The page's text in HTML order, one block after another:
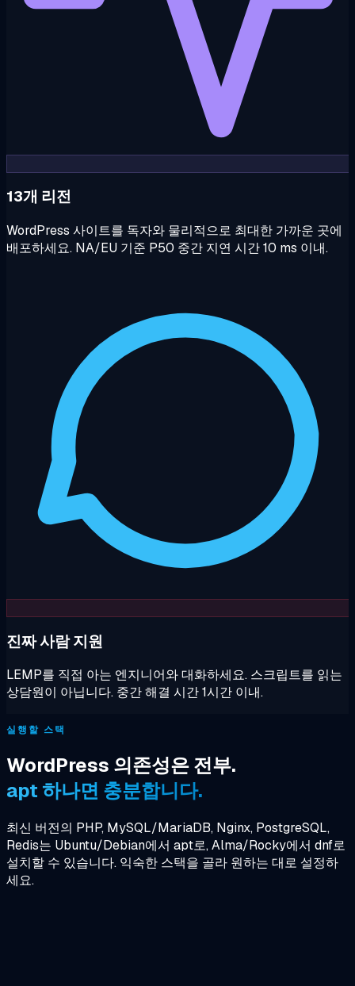
13개 리전
WordPress 사이트를 독자와 물리적으로 최대한 가까운 곳에
배포하세요. NA/EU 기준 P50 중간 지연 시간 10 ms 이내.
진짜 사람 지원
LEMP를 직접 아는 엔지니어와 대화하세요. 스크립트를 읽는
상담원이 아닙니다. 중간 해결 시간 1시간 이내.
실행할 스택
WordPress 의존성은 전부.
apt 하나면 충분합니다.
최신 버전의 PHP, MySQL/MariaDB, Nginx, PostgreSQL,
Redis는 Ubuntu/Debian에서 apt로, Alma/Rocky에서 dnf로
설치할 수 있습니다. 익숙한 스택을 골라 원하는 대로 설정하
세요.